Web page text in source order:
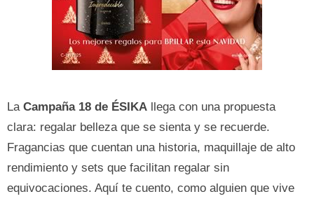
La Campaña 18 de ÉSIKA llega con una propuesta
clara: regalar belleza que se sienta y se recuerde.
Fragancias que cuentan una historia, maquillaje de alto
rendimiento y sets que facilitan regalar sin
equivocaciones. Aquí te cuento, como alguien que vive